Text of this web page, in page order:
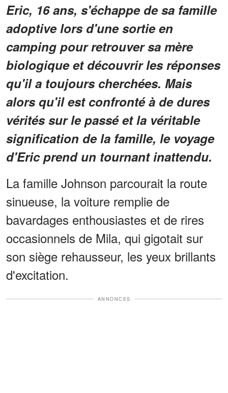
Eric, 16 ans, s'échappe de sa famille
adoptive lors d'une sortie en
camping pour retrouver sa mère
biologique et découvrir les réponses
qu'il a toujours cherchées. Mais
alors qu'il est confronté à de dures
vérités sur le passé et la véritable
signification de la famille, le voyage
d'Eric prend un tournant inattendu.
La famille Johnson parcourait la route
sinueuse, la voiture remplie de
bavardages enthousiastes et de rires
occasionnels de Mila, qui gigotait sur
son siège rehausseur, les yeux brillants
d'excitation.
ANNONCES